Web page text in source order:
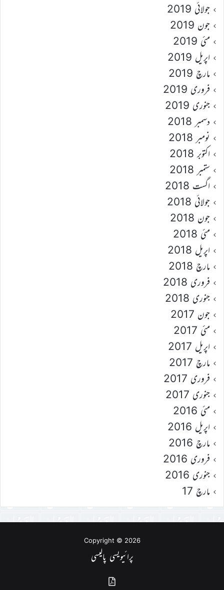
جولائی 2019
جون 2019
مئی 2019
اپریل 2019
مارچ 2019
فروری 2019
جنوری 2019
دسمبر 2018
نومبر 2018
اکتوبر 2018
ستمبر 2018
اگست 2018
جولائی 2018
جون 2018
مئی 2018
اپریل 2018
مارچ 2018
فروری 2018
جنوری 2018
جون 2017
مئی 2017
اپریل 2017
مارچ 2017
فروری 2017
جنوری 2017
مئی 2016
اپریل 2016
مارچ 2016
فروری 2016
جنوری 2016
مارچ 17
Copyright © 2026
پرائیویسی پالیسی
گذشتہ